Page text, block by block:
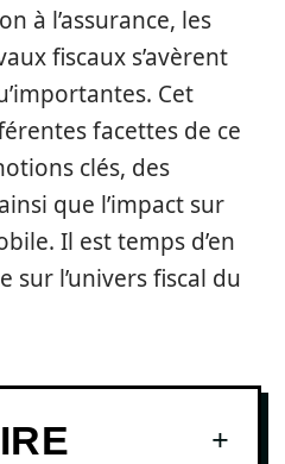
à l’assurance, les
fiscaux s’avèrent
Cet
facettes de ce
clés, des
que l’impact sur
Il est temps d’en
sur l’univers fiscal du